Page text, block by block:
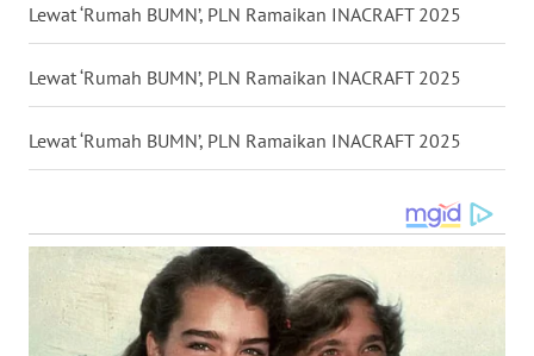
Lewat ‘Rumah BUMN’, PLN Ramaikan INACRAFT 2025
Lewat ‘Rumah BUMN’, PLN Ramaikan INACRAFT 2025
Lewat ‘Rumah BUMN’, PLN Ramaikan INACRAFT 2025
WN
KALTARA
WN
KALSEL
KALTIM
WN